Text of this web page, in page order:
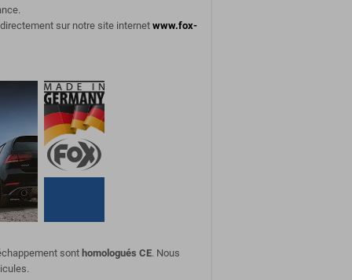
sur notre site internetwww.fox-
sont homologués CE. Nous